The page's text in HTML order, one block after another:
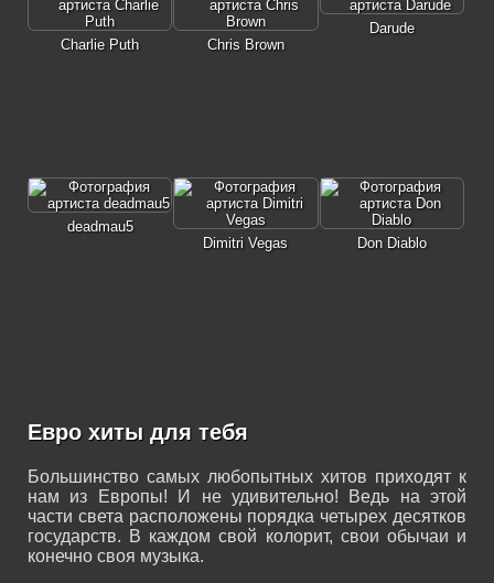
Charlie Puth Chris Brown
Darude
deadmau5
Dimitri Vegas
Don Diablo
Евро хиты для тебя
Большинство самых любопытных хитов приходят к
нам из Европы! И не удивительно! Ведь на этой
части света расположены порядка четырех десятков
государств. В каждом свой колорит, свои обычаи и
конечно своя музыка.